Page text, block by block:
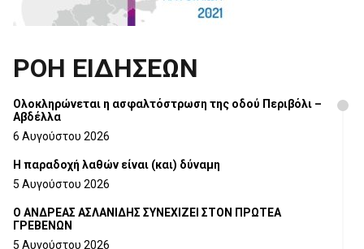
ΡΟΗ ΕΙΔΗΣΕΩΝ
Ολοκληρώνεται η ασφαλτόστρωση της οδού Περιβόλι –
Αβδέλλα
6 Αυγούστου 2026
H παραδοχή λαθών είναι (και) δύναμη
5 Αυγούστου 2026
Ο ΑΝΔΡΕΑΣ ΑΣΛΑΝΙΔΗΣ ΣΥΝΕΧΙΖΕΙ ΣΤΟΝ ΠΡΩΤΕΑ
ΓΡΕΒΕΝΩΝ
5 Αυγούστου 2026